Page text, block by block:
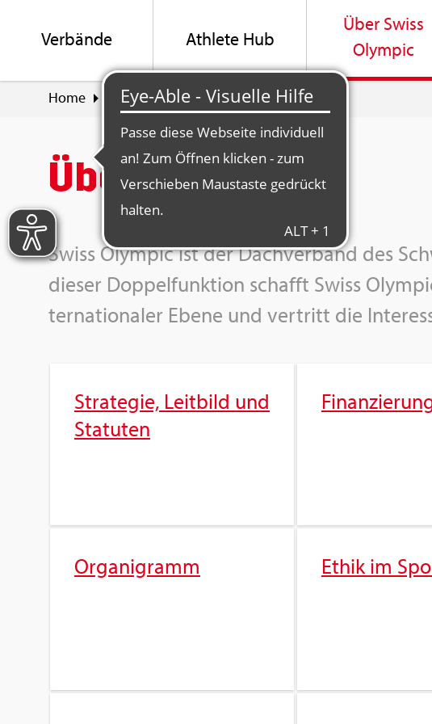
Ver­bän­de Ath­le­te Hub
Über Swiss
Olym­pic
Home Über Swiss Olym­pic Über uns
Über uns
Swiss Olym­pic ist der Dach­ver­band des
die­ser Dop­pel­funk­ti­on schafft Swiss
ter­na­tio­na­ler Ebene und ver­tritt die
Stra­te­gie, Leit­bild und
Sta­tu­ten
Or­ga­ni­gramm Ethik im